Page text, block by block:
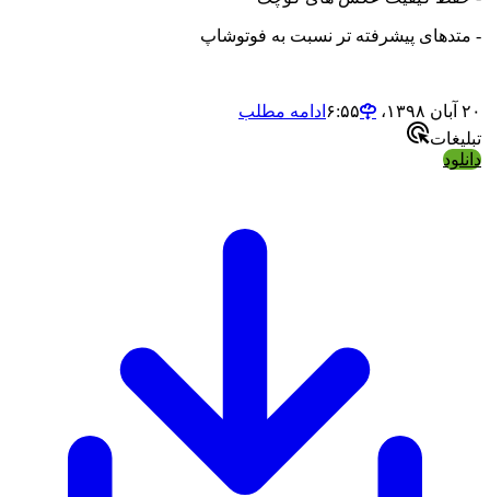
- متدهای پیشرفته تر نسبت به فوتوشاپ
۲۰ آبان ۱۳۹۸،‏ ۶:۵۵
ادامه مطلب
تبلیغات
دانلود